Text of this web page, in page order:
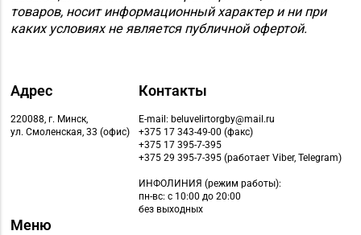
товаров, носит информационный характер и ни при
каких условиях не является публичной офертой.
Адрес
220088, г. Минск,
ул. Смоленская, 33 (офис)
Контакты
E-mail: beluvelirtorgby@mail.ru
+375 17 343-49-00 (факс)
+375 17 395-7-395
+375 29 395-7-395 (работает Viber, Telegram)
ИНФОЛИНИЯ (режим работы):
пн-вс: с 10:00 до 20:00
без выходных
Меню